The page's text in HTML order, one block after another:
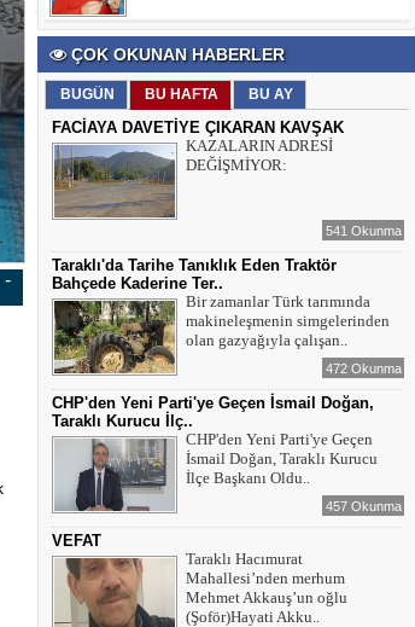
Hıdırlık Tepesi Bizi Bekliyor…
ÇOK OKUNAN HABERLER
BUGÜN BU HAFTA BU AY
FACİAYA DAVETİYE ÇIKARAN KAVŞAK
KAZALARIN ADRESİ
DEĞİŞMİYOR:
541 Okunma
Taraklı'da Tarihe Tanıklık Eden Traktör
Bahçede Kaderine Ter..
Bir zamanlar Türk tarımında
makineleşmenin simgelerinden
olan gazyağıyla çalışan..
472 Okunma
CHP'den Yeni Parti'ye Geçen İsmail Doğan,
Taraklı Kurucu İlç..
CHP'den Yeni Parti'ye Geçen
İsmail Doğan, Taraklı Kurucu
İlçe Başkanı Oldu..
457 Okunma
VEFAT
Taraklı Hacımurat
Mahallesi’nden merhum
Mehmet Akkauş’un oğlu
(Şoför)Hayati Akku..